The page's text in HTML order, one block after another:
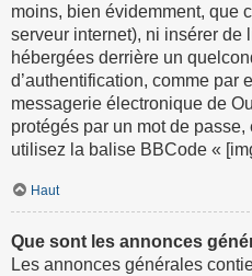
moins, bien évidemment, que
serveur internet), ni insérer de
hébergées derrière un
d’authentification, comme par
messagerie électronique de
protégés par un mot de
utilisez la balise BBCode «
Haut
Que sont les annonces
Les annonces générales